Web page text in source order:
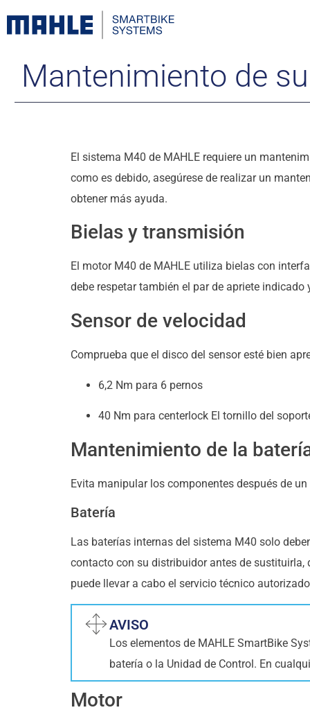
Mantenimiento de
El sistema M40 de MAHLE requiere un
como es debido, asegúrese de realizar un
obtener más ayuda.
Bielas y transmisión
El motor M40 de MAHLE utiliza bielas con
debe respetar también el par de apriete
Sensor de velocidad
Comprueba que el disco del sensor esté bien
6,2 Nm para 6 pernos
40 Nm para centerlock El tornillo del
Mantenimiento de la
Evita manipular los componentes después de
Batería
Las baterías internas del sistema M40 solo
contacto con su distribuidor antes de
puede llevar a cabo el servicio técnico
AVISO
Los elementos de MAHLE SmartBike
batería o la Unidad de Control. En
Motor